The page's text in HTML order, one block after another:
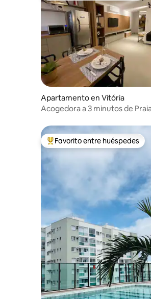
Apartamento en Vitória
Acogedora a 3 minutos de
Favorito entre huéspedes
Favorito entre huéspedes